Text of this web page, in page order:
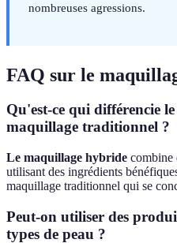
nombreuses agressions.
FAQ sur le
Qu'est-ce qui différencie
maquillage traditionnel ?
Le maquillage hybride combine
utilisant des ingrédients
maquillage traditionnel qui se
Peut-on utiliser des
types de peau ?